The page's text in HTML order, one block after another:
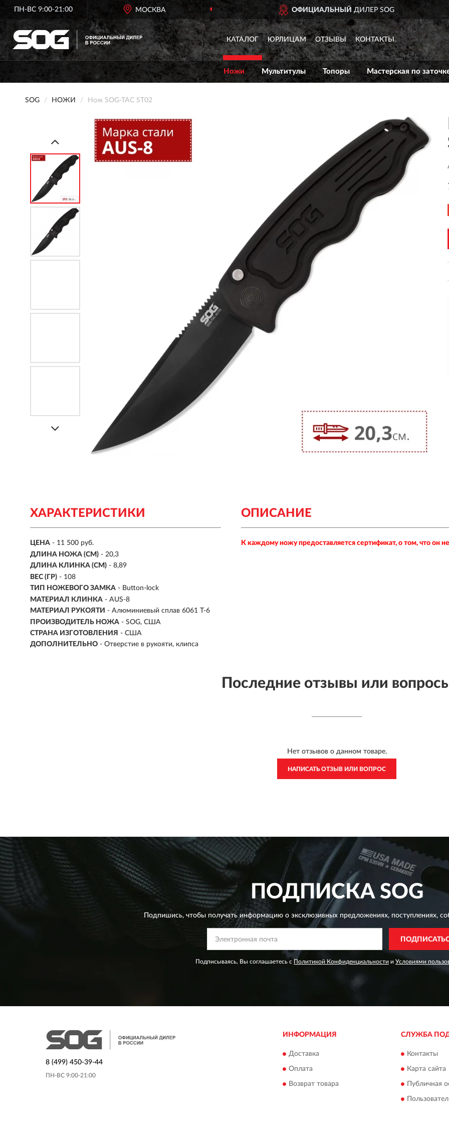
ПН-ВС 9:00-21:00 МОСКВА ОФИЦИАЛЬНЫЙ ДИЛЕР SOG
КАТАЛОГ ЮРЛИЦАМ ОТЗЫВЫ КОНТАКТЫ
Ножи Мультитулы Топоры Мастерская по
SOG НОЖИ Нож SOG-TAC ST02
ХАРАКТЕРИСТИКИ
ЦЕНА - 11 500 руб.
ДЛИНА НОЖА (СМ) - 20,3
ДЛИНА КЛИНКА (СМ) - 8,89
ВЕС (ГР) - 108
ТИП НОЖЕВОГО ЗАМКА - Button-lock
МАТЕРИАЛ КЛИНКА - AUS-8
МАТЕРИАЛ РУКОЯТИ - Алюминиевый сплав 6061 Т-6
ПРОИЗВОДИТЕЛЬ НОЖА - SOG, США
СТРАНА ИЗГОТОВЛЕНИЯ - США
ДОПОЛНИТЕЛЬНО - Отверстие в рукояти, клипса
ОПИСАНИЕ
К каждому ножу предоставляется сертификат, о том, что он
Последние отзывы или
Нет отзывов о данном товаре.
НАПИСАТЬ ОТЗЫВ ИЛИ ВОПРОС
ПОДПИСКАSOG
Подпишись, чтобы получать информацию о эксклюзивных предложениях,поступлениях,
Подписываясь, Вы соглашаетесь с Политикой Конфиденциальности и Условиями
8 (499) 450-39-44
ПН-ВС 9:00-21:00
ИНФОРМАЦИЯ
Доставка
Оплата
Возврат товара
СЛУЖБА
Контакты
Карта сайта
Публичная